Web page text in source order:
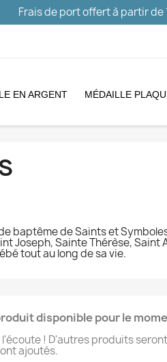
Frais de port offert à partir de
EN ARGENT MÉDAILLE
baptême de Saints et
Joseph, Sainte Thérèse,
tout au long de sa vie.
disponible pour le
l'écoute ! D'autres produits
ajoutés.